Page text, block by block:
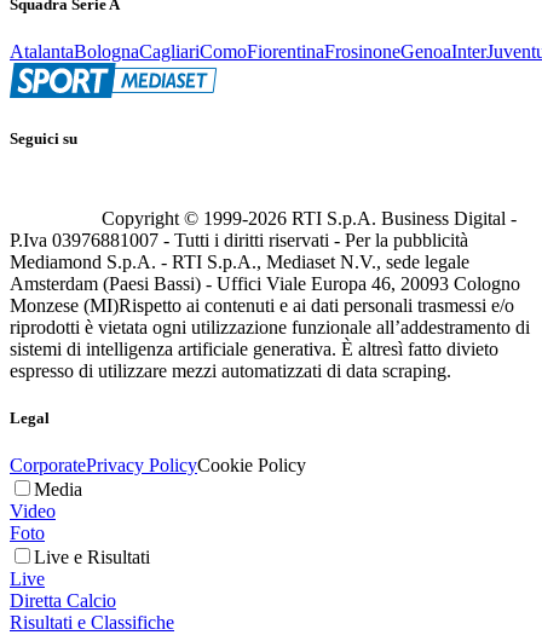
Squadra Serie A
AtalantaBolognaCagliariComoFiorentinaFrosinoneGenoaInter
Seguici su
Copyright © 1999-2026 RTI S.p.A. Business Digital -
P.Iva 03976881007 - Tutti i diritti riservati - Per la pubblicità
Mediamond S.p.A. - RTI S.p.A., Mediaset N.V., sede legale
Amsterdam (Paesi Bassi) - Uffici Viale Europa 46, 20093 Cologno
Monzese (MI)Rispetto ai contenuti e ai dati personali trasmessi e/o
riprodotti è vietata ogni utilizzazione funzionale all’addestramento di
sistemi di intelligenza artificiale generativa. È altresì fatto divieto
espresso di utilizzare mezzi automatizzati di data scraping.
Legal
CorporatePrivacy PolicyCookie Policy
Media
Video
Foto
Live e Risultati
Live
Diretta Calcio
Risultati e Classifiche